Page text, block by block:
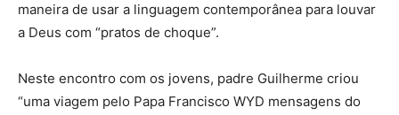
maneira de usar a linguagem contemporânea para louvar
a Deus com “pratos de choque”.
Neste encontro com os jovens, padre Guilherme criou
“uma viagem pelo Papa Francisco WYD mensagens do